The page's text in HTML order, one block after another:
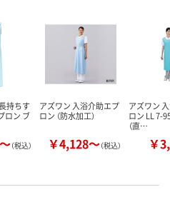
持ちす
ロン ブ
（税込）
アズワン 入浴介助エプ
ロン （防水加工）
￥4,128～（税込）
アズワン
ロン LL 7-
（直…
￥